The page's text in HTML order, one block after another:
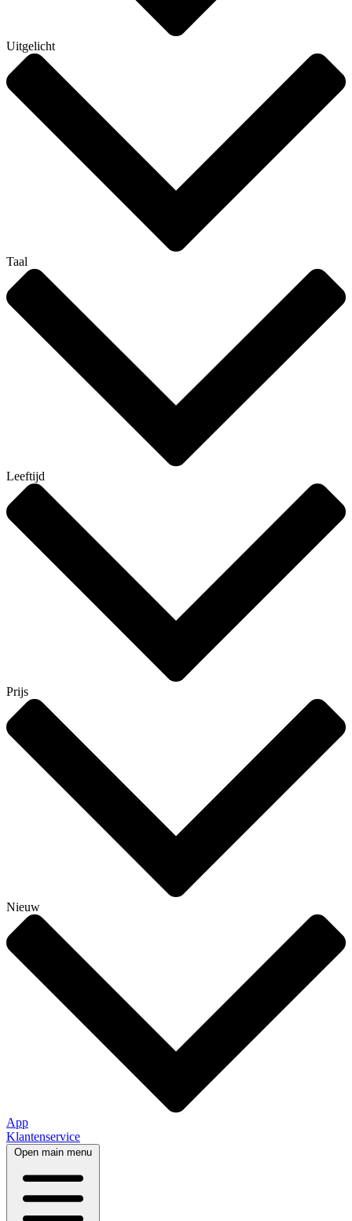
Uitgelicht
Taal
Leeftijd
Prijs
Nieuw
App
Klantenservice
Open main menu